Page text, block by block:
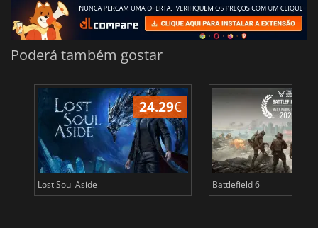
Poderá também gostar
24.29€
Lost Soul Aside Battlefield 6